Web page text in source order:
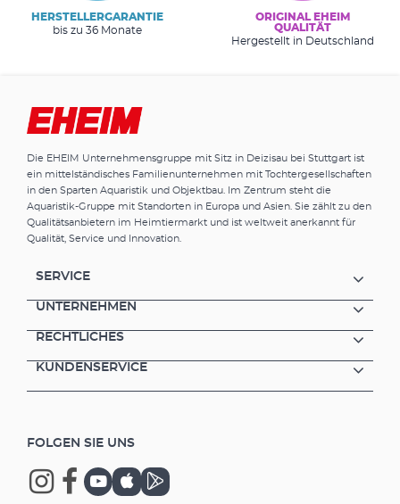
HERSTELLERGARANTIE
bis zu 36 Monate
ORIGINAL EHEIM
QUALITÄT
Hergestellt in Deutschland
Die EHEIM Unternehmensgruppe mit Sitz in Deizisau bei Stuttgart ist
ein mittelständisches Familienunternehmen mit Tochtergesellschaften
in den Sparten Aquaristik und Objektbau. Im Zentrum steht die
Aquaristik-Gruppe mit Standorten in Europa und Asien. Sie zählt zu den
Qualitätsanbietern im Heimtiermarkt und ist weltweit anerkannt für
Qualität, Service und Innovation.
SERVICE
UNTERNEHMEN
RECHTLICHES
KUNDENSERVICE
FOLGEN SIE UNS